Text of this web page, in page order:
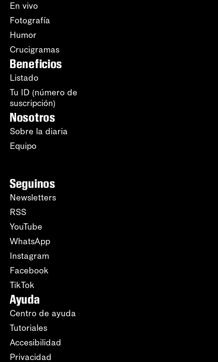
En vivo
Fotografía
Humor
Crucigramas
Beneficios
Listado
Tu ID (número de
suscripción)
Nosotros
Sobre la diaria
Equipo
Seguinos
Newsletters
RSS
YouTube
WhatsApp
Instagram
Facebook
TikTok
Ayuda
Centro de ayuda
Tutoriales
Accesibilidad
Privacidad